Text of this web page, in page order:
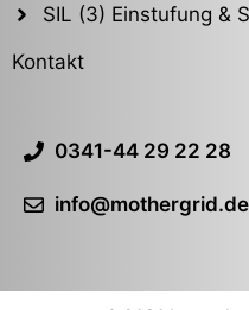
SIL (3) Einstufung &
Kontakt
0341-44 29 22 28
info@mothergrid.de